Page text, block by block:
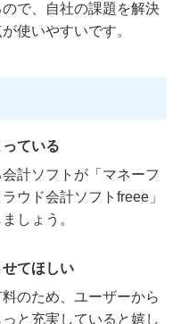
で、自社の課題を解決
使いやすいです。
ている
計ソフトが「マネーフ
ウド会計ソフトfreee」
しょう。
てほしい
のため、ユーザーから
と充実していると嬉し